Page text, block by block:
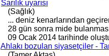
Sarılık uyarısı
(Sağlık)
... deniz kenarlarından
28 gün sonra mide
09 Ocak 2014 tarihinde
Ahlakı bozulan siyasetçiler -